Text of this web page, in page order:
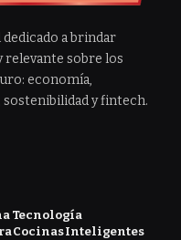
a brindar
relevante sobre los
economía,
y fintech.
Tecnología
Cocinas Inteligentes